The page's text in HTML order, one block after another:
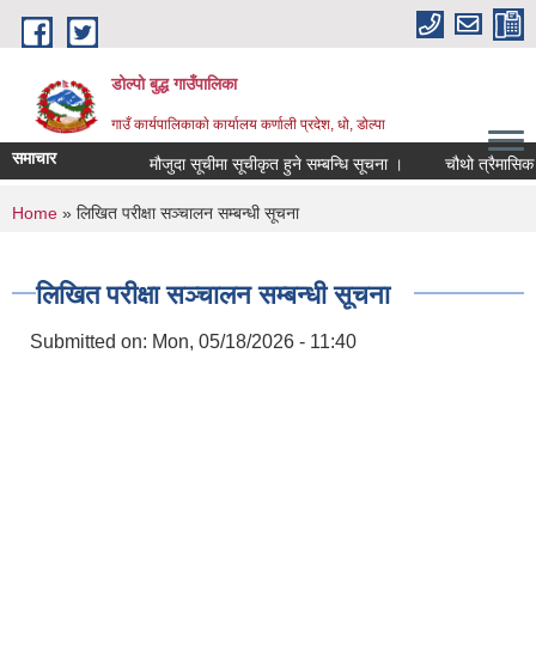
Skip to main content
डोल्पो बुद्ध गाउँपालिका
गाउँ कार्यपालिकाकाे कार्यालय कर्णाली प्रदेश, धो, डोल्पा
समाचार मौजुदा सूचीमा सूचीकृत हुने सम्बन्धि सूचना । चौथो त्रैमासिक
You are here
Home » लिखित परीक्षा सञ्चालन सम्बन्धी सूचना
लिखित परीक्षा सञ्चालन सम्बन्धी सूचना
Submitted on: Mon, 05/18/2026 - 11:40